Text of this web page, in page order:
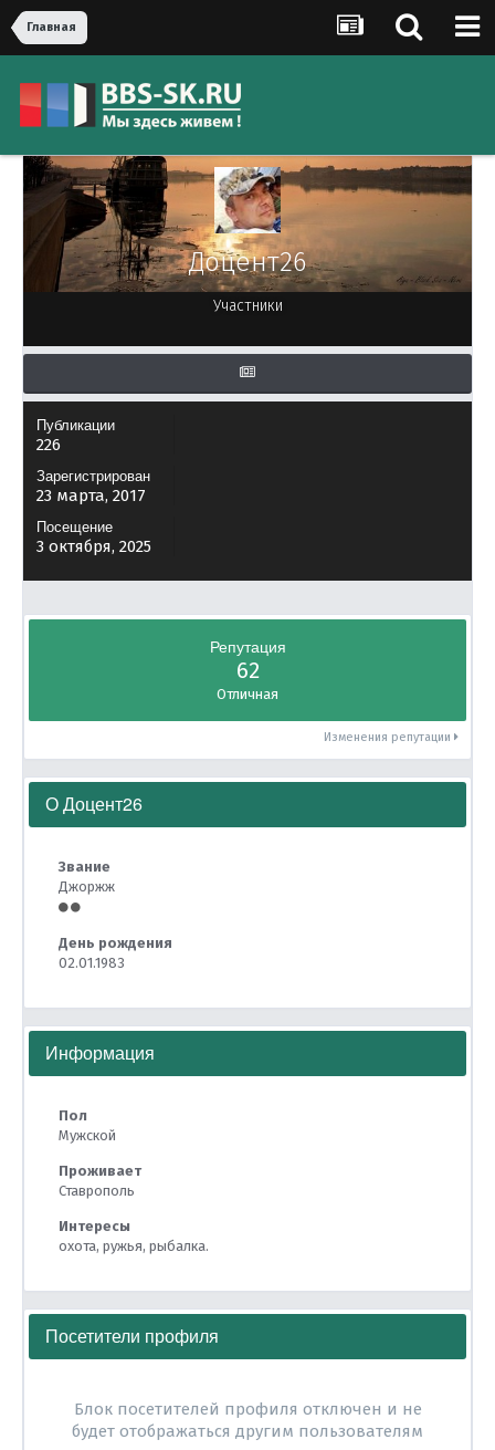
Главная
Доцент26
Участники
Публикации
226
Зарегистрирован
23 марта, 2017
Посещение
3 октября, 2025
Репутация
62
Отличная
Изменения репутации
О Доцент26
Звание
Джоржж
День рождения
02.01.1983
Информация
Пол
Мужской
Проживает
Ставрополь
Интересы
охота, ружья, рыбалка.
Посетители профиля
Блок посетителей профиля отключен и не
будет отображаться другим пользователям